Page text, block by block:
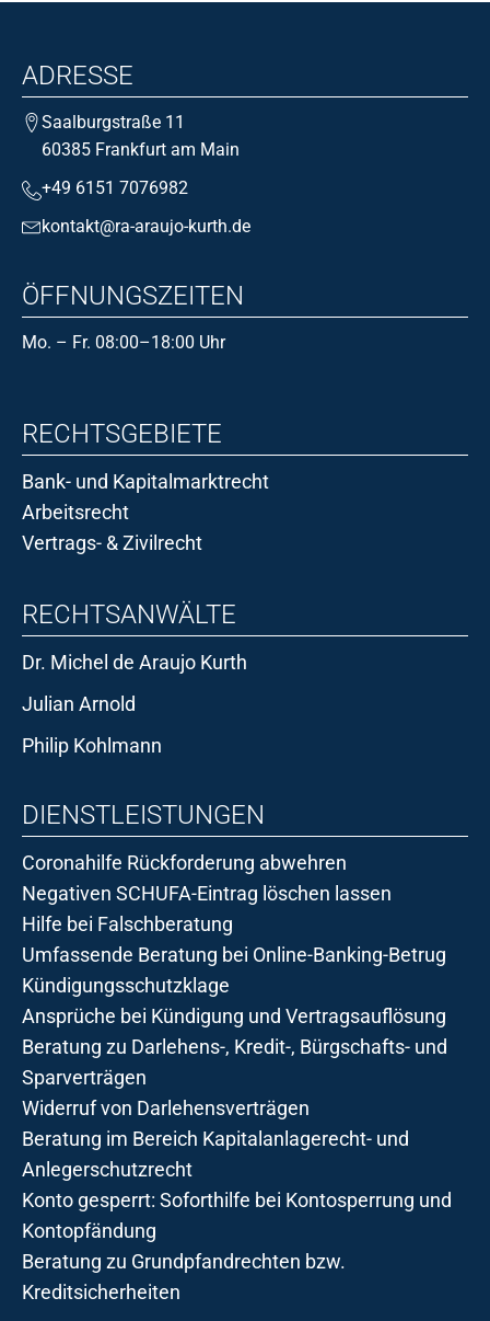
ADRESSE
Saalburgstraße 11
60385 Frankfurt am Main
+49 6151 7076982
kontakt@ra-araujo-kurth.de
ÖFFNUNGSZEITEN
Mo. – Fr. 08:00–18:00 Uhr
RECHTSGEBIETE
Bank- und Kapitalmarktrecht
Arbeitsrecht
Vertrags- & Zivilrecht
RECHTSANWÄLTE
Dr. Michel de Araujo Kurth
Julian Arnold
Philip Kohlmann
DIENSTLEISTUNGEN
Coronahilfe Rückforderung abwehren
Negativen SCHUFA-Eintrag löschen lassen
Hilfe bei Falschberatung
Umfassende Beratung bei Online-Banking-Betrug
Kündigungsschutzklage
Ansprüche bei Kündigung und Vertragsauflösung
Beratung zu Darlehens-, Kredit-, Bürgschafts- und
Sparverträgen
Widerruf von Darlehensverträgen
Beratung im Bereich Kapitalanlagerecht- und
Anlegerschutzrecht
Konto gesperrt: Soforthilfe bei Kontosperrung und
Kontopfändung
Beratung zu Grundpfandrechten bzw.
Kreditsicherheiten